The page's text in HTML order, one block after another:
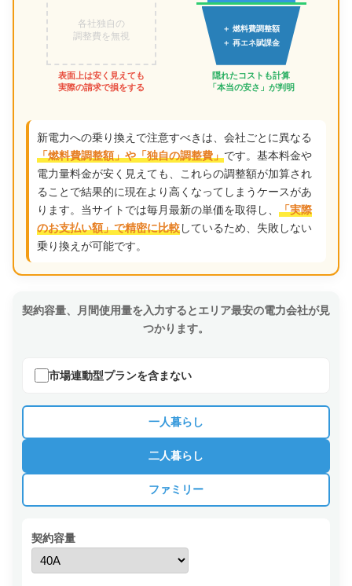
各社独自の
調整費を無視
表面上は安く見えても
実際の請求で損をする
＋ 燃料費調整額
＋ 再エネ賦課金
隠れたコストも計算
「本当の安さ」が判明
新電力への乗り換えで注意すべきは、会社ごとに異なる
「燃料費調整額」や「独自の調整費」です。基本料金や
電力量料金が安く見えても、これらの調整額が加算され
ることで結果的に現在より高くなってしまうケースがあ
ります。当サイトでは毎月最新の単価を取得し、 「実際
のお支払い額」で精密に比較しているため、失敗しない
乗り換えが可能です。
契約容量、月間使用量を入力するとエリア最安の電力会社が見
つかります。
市場連動型プランを含まない
一人暮らし
二人暮らし
ファミリー
契約容量